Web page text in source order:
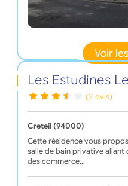
Voir
Les Estudines
(2 avis)
Creteil (94000)
Cette résidence vous
salle de bain privative allant
des commerce…